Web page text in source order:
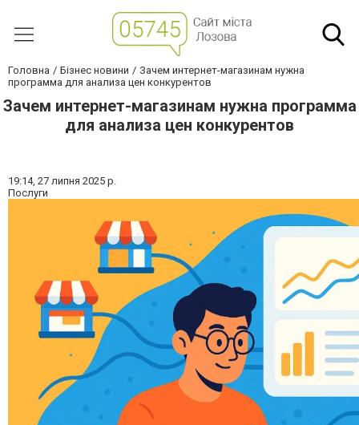
Головна Бізнес новини
Зачем интернет-магазинам нужна
программа для анализа цен конкурентов
Зачем интернет-магазинам нужна программа
для анализа цен конкурентов
19:14, 27 липня 2025 р.
Послуги